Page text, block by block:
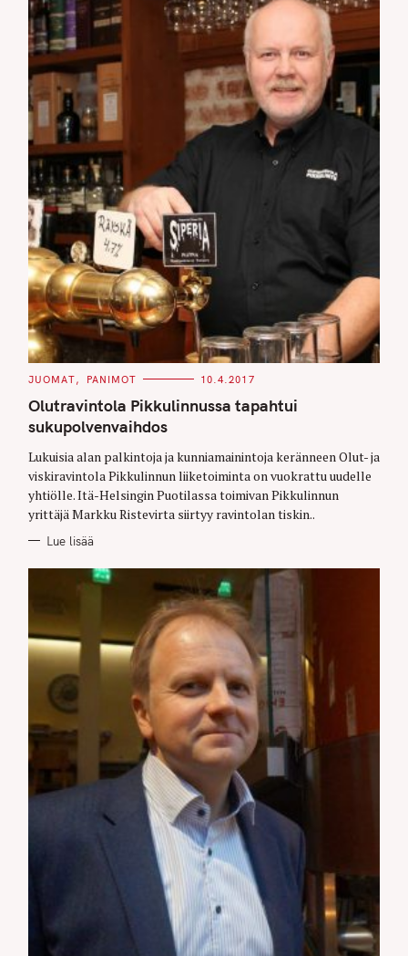
C
T
E
G
O
I
E
S
JUOMAT PANIMOT 10.4.2017
Olutravintola Pikkulinnussa tapahtui
sukupolvenvaihdos
Lukuisia alan palkintoja ja kunniamainintoja keränneen Olut- ja
viskiravintola Pikkulinnun liiketoiminta on vuokrattu uudelle
yhtiölle. Itä-Helsingin Puotilassa toimivan Pikkulinnun
yrittäjä Markku Ristevirta siirtyy ravintolan tiskin..
Lue lisää